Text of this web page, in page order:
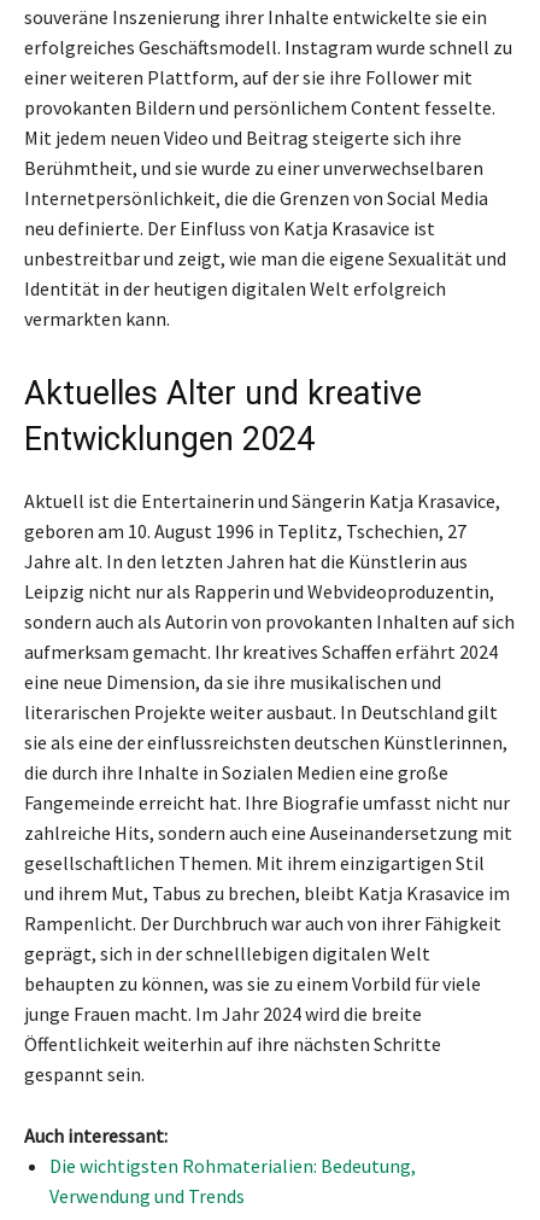
souveräne Inszenierung ihrer Inhalte entwickelte sie ein
erfolgreiches Geschäftsmodell. Instagram wurde schnell zu
einer weiteren Plattform, auf der sie ihre Follower mit
provokanten Bildern und persönlichem Content fesselte.
Mit jedem neuen Video und Beitrag steigerte sich ihre
Berühmtheit, und sie wurde zu einer unverwechselbaren
Internetpersönlichkeit, die die Grenzen von Social Media
neu definierte. Der Einfluss von Katja Krasavice ist
unbestreitbar und zeigt, wie man die eigene Sexualität und
Identität in der heutigen digitalen Welt erfolgreich
vermarkten kann.
Aktuelles Alter und kreative
Entwicklungen 2024
Aktuell ist die Entertainerin und Sängerin Katja Krasavice,
geboren am 10. August 1996 in Teplitz, Tschechien, 27
Jahre alt. In den letzten Jahren hat die Künstlerin aus
Leipzig nicht nur als Rapperin und Webvideoproduzentin,
sondern auch als Autorin von provokanten Inhalten auf sich
aufmerksam gemacht. Ihr kreatives Schaffen erfährt 2024
eine neue Dimension, da sie ihre musikalischen und
literarischen Projekte weiter ausbaut. In Deutschland gilt
sie als eine der einflussreichsten deutschen Künstlerinnen,
die durch ihre Inhalte in Sozialen Medien eine große
Fangemeinde erreicht hat. Ihre Biografie umfasst nicht nur
zahlreiche Hits, sondern auch eine Auseinandersetzung mit
gesellschaftlichen Themen. Mit ihrem einzigartigen Stil
und ihrem Mut, Tabus zu brechen, bleibt Katja Krasavice im
Rampenlicht. Der Durchbruch war auch von ihrer Fähigkeit
geprägt, sich in der schnelllebigen digitalen Welt
behaupten zu können, was sie zu einem Vorbild für viele
junge Frauen macht. Im Jahr 2024 wird die breite
Öffentlichkeit weiterhin auf ihre nächsten Schritte
gespannt sein.
Auch interessant:
Die wichtigsten Rohmaterialien: Bedeutung,
Verwendung und Trends